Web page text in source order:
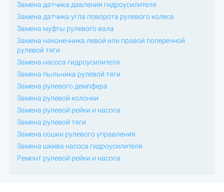
Замена датчика давления гидроусилителя
Замена датчика угла поворота рулевого колеса
Замена муфты рулевого вала
Замена наконечника левой или правой поперечной
рулевой тяги
Замена насоса гидроусилителя
Замена пыльника рулевой тяги
Замена рулевого демпфера
Замена рулевой колонки
Замена рулевой рейки и насоса
Замена рулевой тяги
Замена сошки рулевого управления
Замена шкива насоса гидроусилителя
Ремонт рулевой рейки и насоса